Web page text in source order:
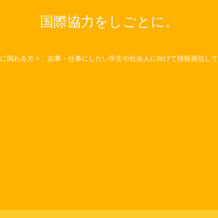
国際協力をしごとに。
関わる方々、志事・仕事にしたい学生や社会人に向けて情報発信し